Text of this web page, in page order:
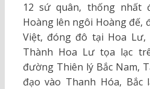
12 sứ quân, thống nhất
Hoàng lên ngôi Hoàng đế,
Việt, đóng đô tại Hoa Lư,
Thành Hoa Lư tọa lạc
đường Thiên lý Bắc Nam,
đạo vào Thanh Hóa, Bắc